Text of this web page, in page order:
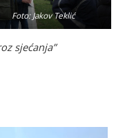
Foto: Jakov Teklić
sjećanja”